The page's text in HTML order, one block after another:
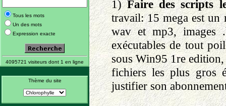
Tous les mots
Un des mots
Expression exacte
4095721 visiteurs dont 1 en ligne
Thème du site
1)Faire des scripts
travail: 15 mega est
wav et mp3, images
exécutables de tout
sous Win95 1re
fichiers les plus gros
justifier son